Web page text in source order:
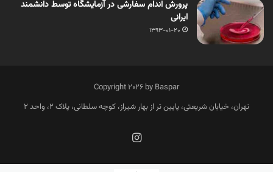
پرورش اندام سفارشی در آزمایشگاه توسط دانشمند
ایرانی
1393-01-20
Copyright 2026 by Baspar
تهران، خیابان شریعتی، پایین تر از بهار شیراز، کوچه سلطانی، پلاک 2، واحد 2